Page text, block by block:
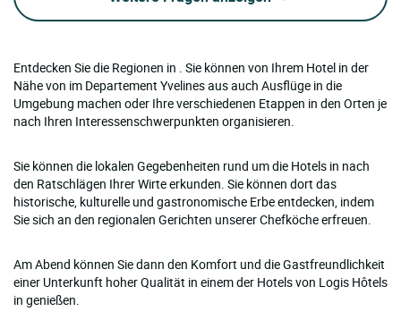
Entdecken Sie die Regionen in . Sie können von Ihrem Hotel in der
Nähe von im Departement Yvelines aus auch Ausflüge in die
Umgebung machen oder Ihre verschiedenen Etappen in den Orten je
nach Ihren Interessenschwerpunkten organisieren.
Sie können die lokalen Gegebenheiten rund um die Hotels in nach
den Ratschlägen Ihrer Wirte erkunden. Sie können dort das
historische, kulturelle und gastronomische Erbe entdecken, indem
Sie sich an den regionalen Gerichten unserer Chefköche erfreuen.
Am Abend können Sie dann den Komfort und die Gastfreundlichkeit
einer Unterkunft hoher Qualität in einem der Hotels von Logis Hôtels
in genießen.